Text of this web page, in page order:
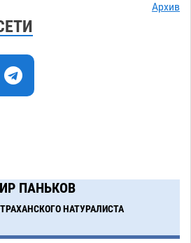
рейсом из Шереметьево
назвали своих детей в июле
Загрузить еще
Архив
ПАНЬКОВ
НАТУРАЛИСТА